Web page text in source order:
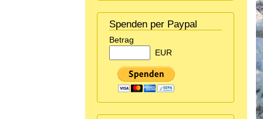
Spenden per Paypal
Betrag
EUR